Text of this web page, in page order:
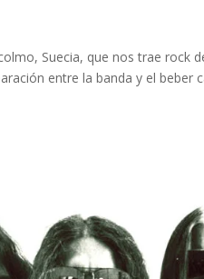
Suecia, que nos trae rock
entre la banda y el